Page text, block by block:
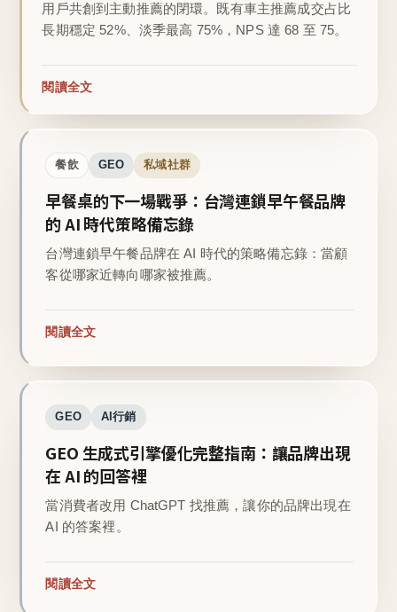
用戶共創到主動推薦的閉環。既有車主推薦成交占比
長期穩定 52%、淡季最高 75%，NPS 達 68 至 75。
閱讀全文
餐飲 GEO 私域社群
早餐桌的下一場戰爭：台灣連鎖早午餐品牌
的 AI 時代策略備忘錄
台灣連鎖早午餐品牌在 AI 時代的策略備忘錄：當顧
客從哪家近轉向哪家被推薦。
閱讀全文
GEO AI行銷
GEO 生成式引擎優化完整指南：讓品牌出現
在 AI 的回答裡
當消費者改用 ChatGPT 找推薦，讓你的品牌出現在
AI 的答案裡。
閱讀全文